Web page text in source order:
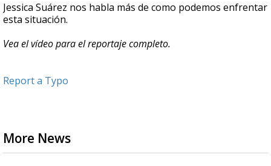
Jessica Suárez nos habla más de como podemos enfrentar
esta situación.
Vea el vídeo para el reportaje completo.
Report a Typo
More News